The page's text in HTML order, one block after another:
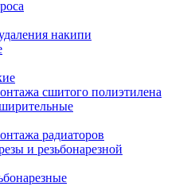
накипи
сшитого полиэтилена
радиаторов
и резьбонарезной